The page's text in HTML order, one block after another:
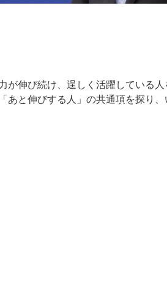
伸び続け、逞しく活躍している
と伸びする人」の共通項を探り